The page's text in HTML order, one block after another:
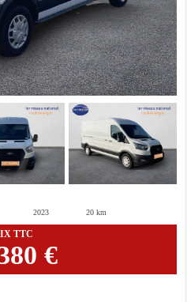
2023 20 km
TTC
€